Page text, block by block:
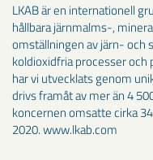
LKAB är en internationell
hållbara järnmalms-,
omställningen av järn- och
koldioxidfria processer och
har vi utvecklats genom
drivs framåt av mer än 4
koncernen omsatte cirka
2020. www.lkab.com